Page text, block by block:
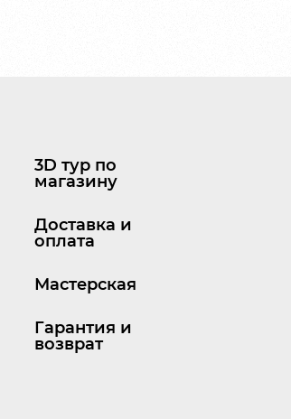
3D тур по
магазину
Доставка и
оплата
Мастерская
Гарантия и
возврат